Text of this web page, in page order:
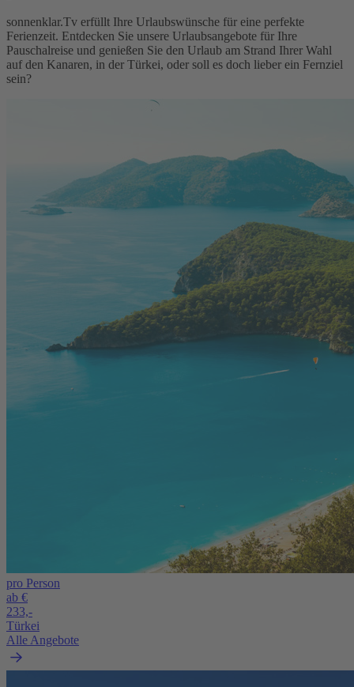
sonnenklar.Tv erfüllt Ihre Urlaubswünsche für eine perfekte
Ferienzeit. Entdecken Sie unsere Urlaubsangebote für Ihre
Pauschalreise und genießen Sie den Urlaub am Strand Ihrer Wahl
auf den Kanaren, in der Türkei, oder soll es doch lieber ein Fernziel
sein?
pro Person
ab €
233,-
Türkei
Alle Angebote